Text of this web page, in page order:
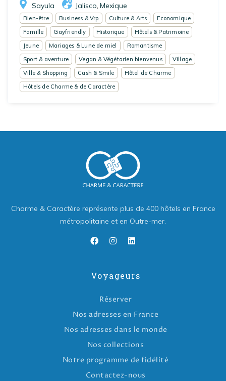
Sayula Jalisco Mexique
Bien-être Business & Vrp Culture & Arts
Economique
Famille
Gayfriendly Historique
Hôtels & Patrimoine
Jeune
Mariages & Lune de miel
Romantisme
Sport & aventure
Vegan & Végétarien bienvenus
Village
Ville & Shopping
Cash & Smile
Hôtel de Charme
Hôtels de Charme & de Caractère
Charme & Caractère représente plus de 400 hôtels en France
métropolitaine et en Outre-mer.
Voyageurs
Réserver
Nos adresses en France
Nos adresses dans le monde
Nos collections
Notre programme de fidélité
Contactez-nous